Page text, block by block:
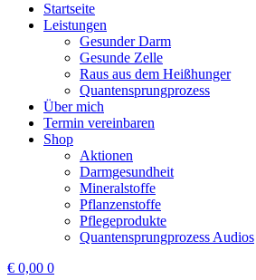
Startseite
Leistungen
Gesunder Darm
Gesunde Zelle
Raus aus dem Heißhunger
Quantensprungprozess
Über mich
Termin vereinbaren
Shop
Aktionen
Darmgesundheit
Mineralstoffe
Pflanzenstoffe
Pflegeprodukte
Quantensprungprozess Audios
€ 0,00 0